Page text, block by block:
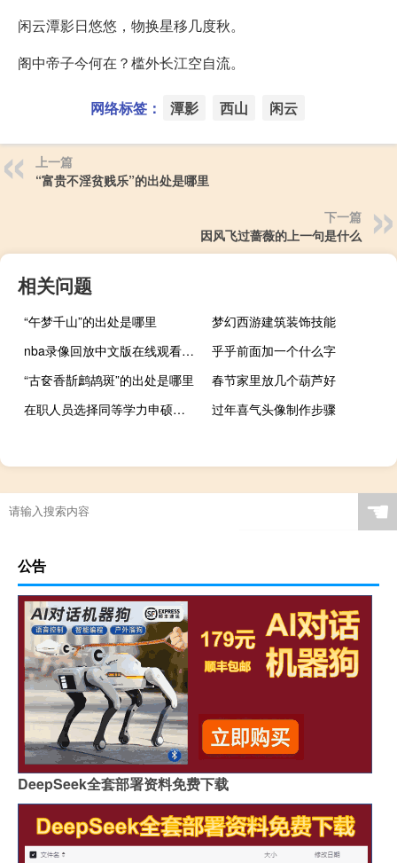
闲云潭影日悠悠，物换星移几度秋。
阁中帝子今何在？槛外长江空自流。
网络标签： 潭影 西山 闲云
上一篇
“富贵不淫贫贱乐”的出处是哪里
下一篇
因风飞过蔷薇的上一句是什么
相关问题
“午梦千山”的出处是哪里
梦幻西游建筑装饰技能
nba录像回放中文版在线观看（nba录像回放中文版）
乎乎前面加一个什么字
“古奁香斮鹧鸪斑”的出处是哪里
春节家里放几个葫芦好
在职人员选择同等学力申硕的方式对于大家有哪些好处
过年喜气头像制作步骤
☚
公告
DeepSeek全套部署资料免费下载